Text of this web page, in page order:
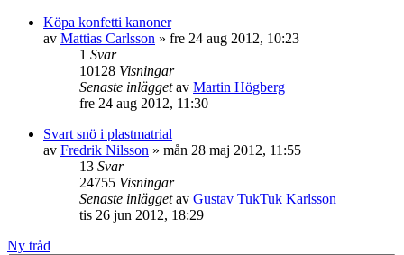
Köpa konfetti kanoner
av Mattias Carlsson » fre 24 aug 2012, 10:23
1 Svar
10128 Visningar
Senaste inläggetav Martin Högberg
fre 24 aug 2012, 11:30
Svart snö i plastmatrial
av Fredrik Nilsson » mån 28 maj 2012, 11:55
13 Svar
24755 Visningar
Senaste inläggetav Gustav TukTuk Karlsson
tis 26 jun 2012, 18:29
Ny tråd